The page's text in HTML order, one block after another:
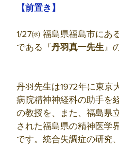
【前置き】
1/27㈬ 福島県福島市にあ
である『丹羽真一先生』
丹羽先生は1972年に東京
病院精神神経科の助手を
の教授を、また、福島県
された福島県の精神医学
です。統合失調症の研究